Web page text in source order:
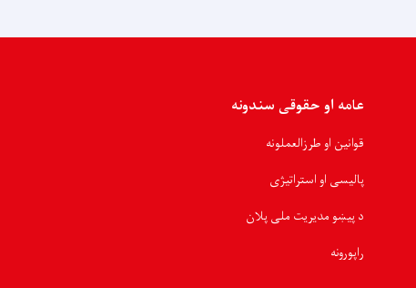
عامه او حقوقی سندونه
قوانین او طرزالعملونه
پالیسی او استراتیژی
د پیښو مدیریت ملی پلان
راپورونه